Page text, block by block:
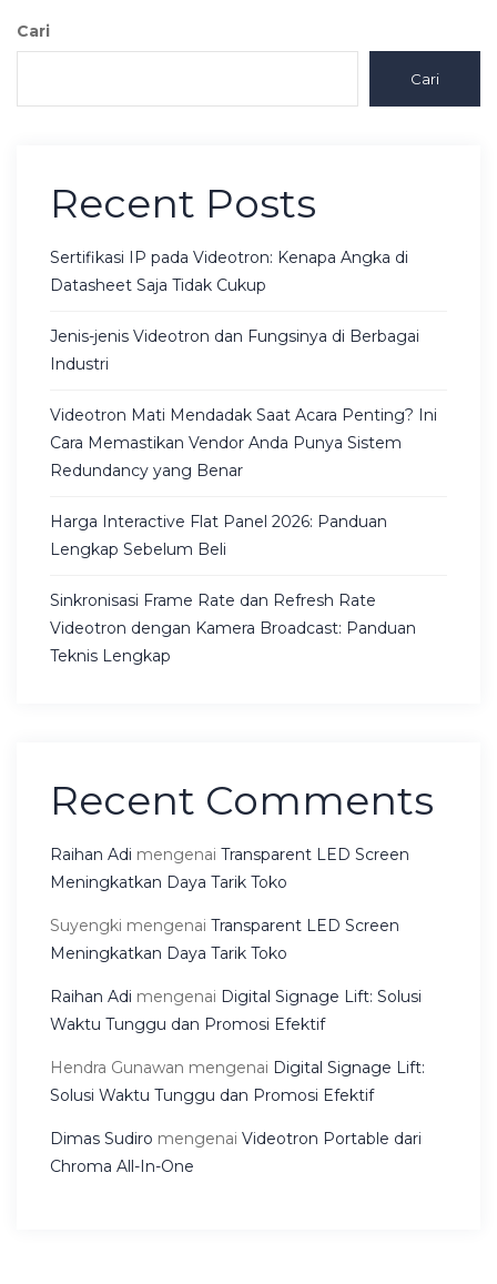
Cari
Cari
Recent Posts
Sertifikasi IP pada Videotron: Kenapa Angka di
Datasheet Saja Tidak Cukup
Jenis-jenis Videotron dan Fungsinya di Berbagai
Industri
Videotron Mati Mendadak Saat Acara Penting? Ini
Cara Memastikan Vendor Anda Punya Sistem
Redundancy yang Benar
Harga Interactive Flat Panel 2026: Panduan
Lengkap Sebelum Beli
Sinkronisasi Frame Rate dan Refresh Rate
Videotron dengan Kamera Broadcast: Panduan
Teknis Lengkap
Recent Comments
Raihan Adi mengenai Transparent LED Screen
Meningkatkan Daya Tarik Toko
Suyengki mengenai Transparent LED Screen
Meningkatkan Daya Tarik Toko
Raihan Adi mengenai Digital Signage Lift: Solusi
Waktu Tunggu dan Promosi Efektif
Hendra Gunawan mengenai Digital Signage Lift:
Solusi Waktu Tunggu dan Promosi Efektif
Dimas Sudiro mengenai Videotron Portable dari
Chroma All-In-One